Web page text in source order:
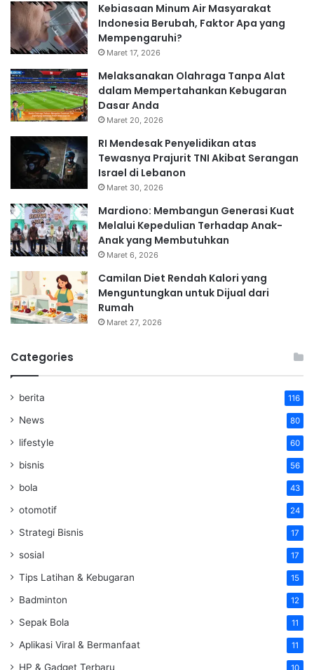
Kebiasaan Minum Air Masyarakat
Indonesia Berubah, Faktor Apa yang
Mempengaruhi?
Maret 17, 2026
Melaksanakan Olahraga Tanpa Alat
dalam Mempertahankan Kebugaran
Dasar Anda
Maret 20, 2026
RI Mendesak Penyelidikan atas
Tewasnya Prajurit TNI Akibat Serangan
Israel di Lebanon
Maret 30, 2026
Mardiono: Membangun Generasi Kuat
Melalui Kepedulian Terhadap Anak-
Anak yang Membutuhkan
Maret 6, 2026
Camilan Diet Rendah Kalori yang
Menguntungkan untuk Dijual dari
Rumah
Maret 27, 2026
Categories
berita 116
News 80
lifestyle 60
bisnis 56
bola 43
otomotif 24
Strategi Bisnis 17
sosial 17
Tips Latihan & Kebugaran 15
Badminton 12
Sepak Bola 11
Aplikasi Viral & Bermanfaat 11
HP & Gadget Terbaru 10